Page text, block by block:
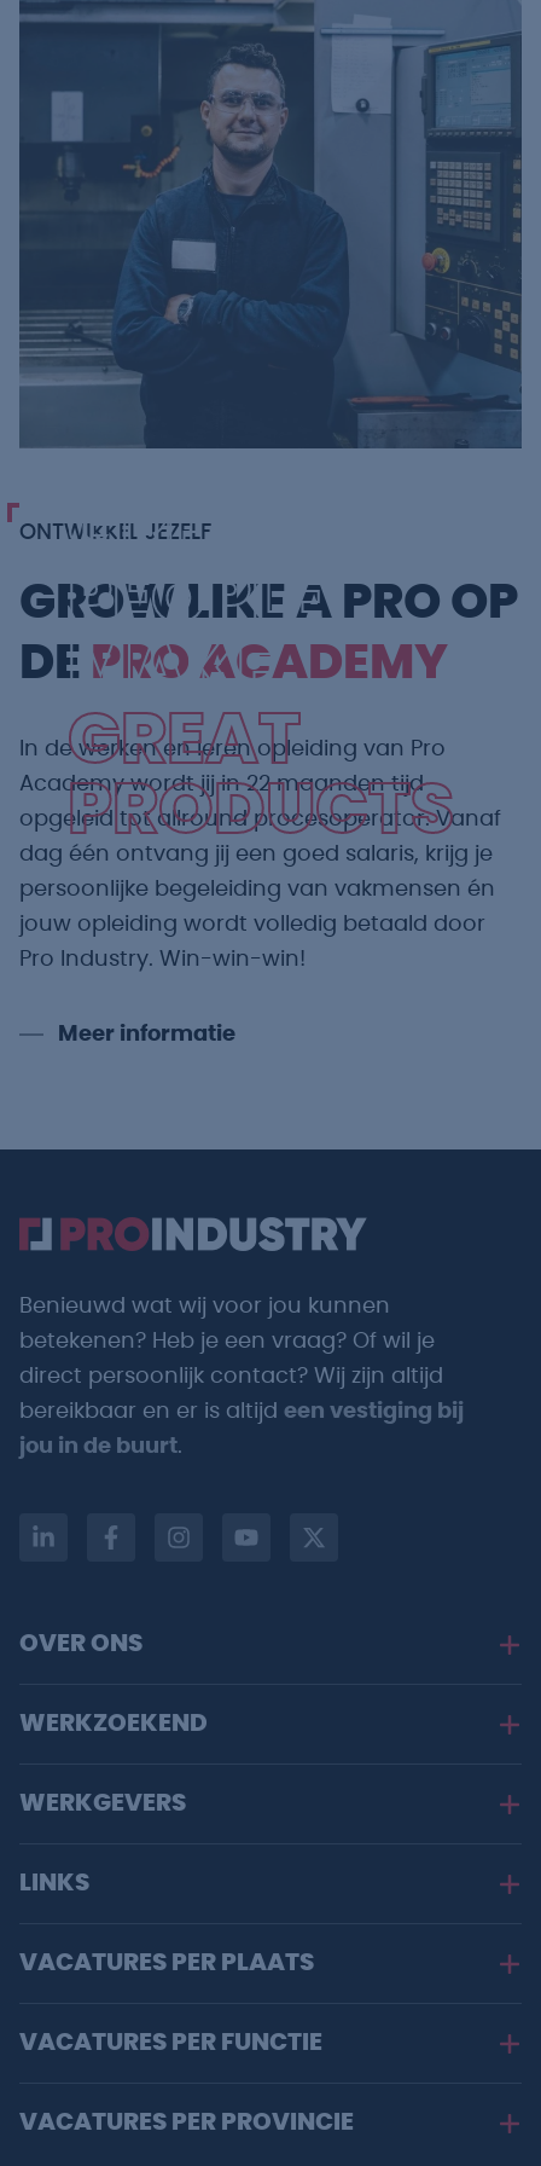
GREAT
PEOPLE
MAKE
GREAT
PRODUCTS
ONTWIKKEL JEZELF
GROW LIKE A PRO OP
DE PRO ACADEMY
In de werken en leren opleiding van Pro
Academy wordt jij in 22 maanden tijd
opgeleid tot allround procesoperator. Vanaf
dag één ontvang jij een goed salaris, krijg je
persoonlijke begeleiding van vakmensen én
jouw opleiding wordt volledig betaald door
Pro Industry. Win-win-win!
Meer informatie
Benieuwd wat wij voor jou kunnen
betekenen? Heb je een vraag? Of wil je
direct persoonlijk contact? Wij zijn altijd
bereikbaar en er is altijd een vestiging bij
jou in de buurt.
OVER ONS
WERKZOEKEND
WERKGEVERS
LINKS
VACATURES PER PLAATS
VACATURES PER FUNCTIE
VACATURES PER PROVINCIE